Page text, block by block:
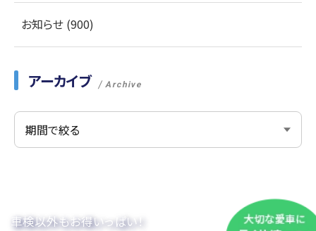
お知らせ (900)
アーカイブ Archive
車検以外もお得いっぱい！